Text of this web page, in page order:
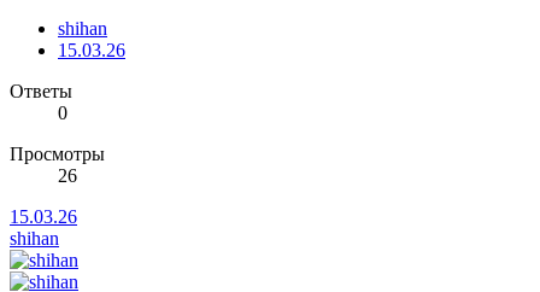
shihan
15.03.26
Ответы
0
Просмотры
26
15.03.26
shihan